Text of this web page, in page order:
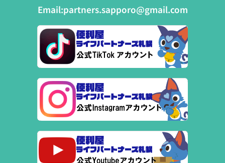
Email:partners.sapporo@gmail.com